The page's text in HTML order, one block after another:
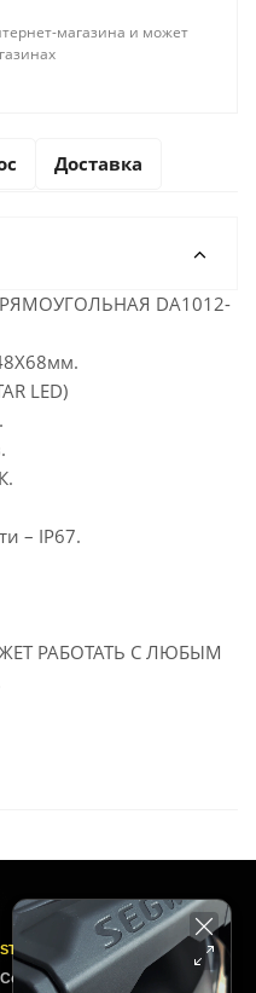
магазина и может
Доставка
DA1012-
LED)
– IP67.
РАБОТАТЬ С ЛЮБЫМ
STELS-PITER СОФИЙСКАЯ
Софийская ул. 6Б